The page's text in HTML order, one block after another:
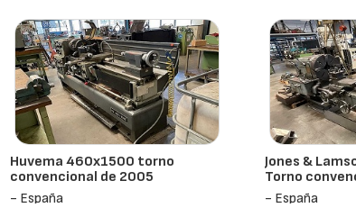
Huvema 460x1500 torno
convencional de 2005
- España
Jones &
Torno
- España